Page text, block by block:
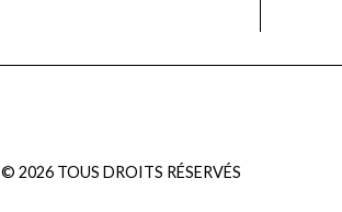
© 2026TOUS DROITS RÉSERVÉS